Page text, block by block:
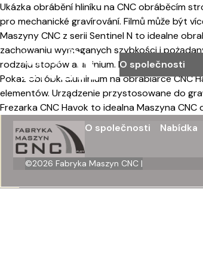
O společnosti
Ukázka obrábění hliníku na CNC obráběcím
pro mechanické gravírování. Filmů může být
Maszyny CNC z serii Sentinel N to idealne
zachowaniu wymaganych szybkości i
rodzaju stopów aluminium. Ploter do
Pokaz obróbki aluminium na obrabiarce CNC
elementów. Urządzenie przystosowane do
Frezarka CNC Havok to idealna Maszyna
O společnosti
Nabídka
©2026 Fabryka Maszyn CNC |